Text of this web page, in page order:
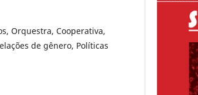
Orquestra, Cooperativa,
de gênero, Políticas